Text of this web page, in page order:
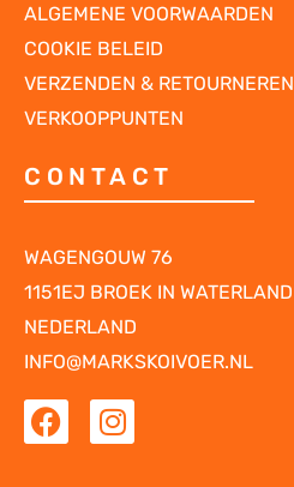
ALGEMENE VOORWAARDEN
COOKIE BELEID
VERZENDEN & RETOURNEREN
VERKOOPPUNTEN
CONTACT
WAGENGOUW 76
1151EJ BROEK IN WATERLAND
NEDERLAND
INFO@MARKSKOIVOER.NL
F
a
I
n